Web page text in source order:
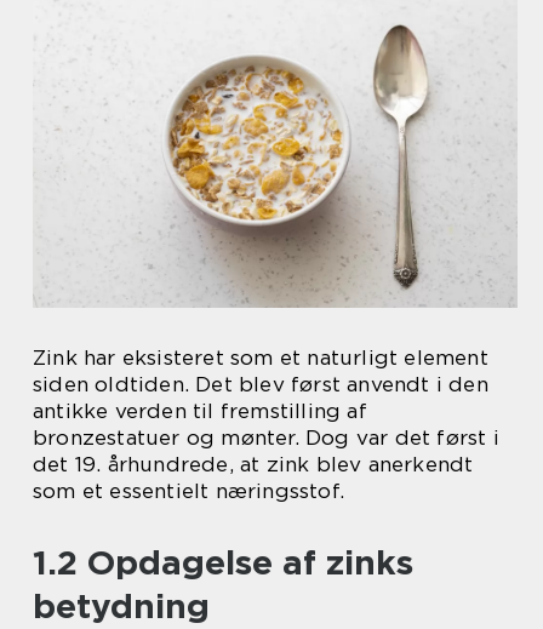
Zink har eksisteret som et naturligt element
siden oldtiden. Det blev først anvendt i den
antikke verden til fremstilling af
bronzestatuer og mønter. Dog var det først i
det 19. århundrede, at zink blev anerkendt
som et essentielt næringsstof.
1.2 Opdagelse af zinks
betydning